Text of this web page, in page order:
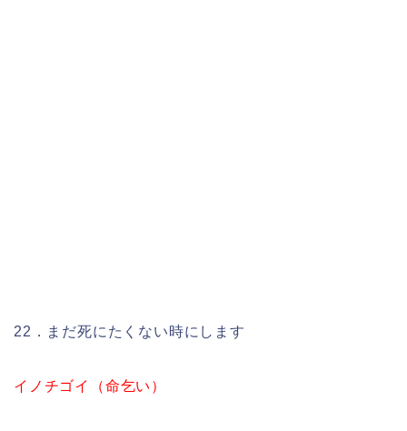
22．まだ死にたくない時にします
イノチゴイ（命乞い）